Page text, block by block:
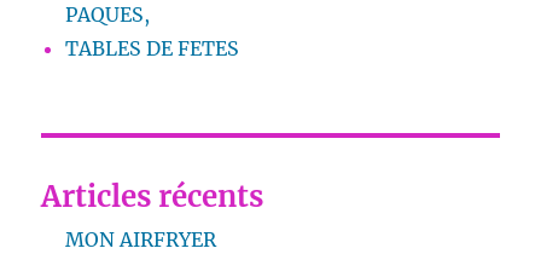
PAQUES,
TABLES DE FETES
Articles récents
MON AIRFRYER